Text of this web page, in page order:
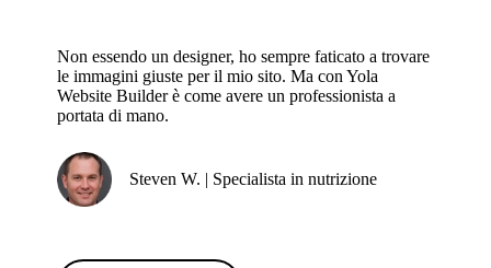
Non essendo un designer, ho sempre faticato a trovare
le immagini giuste per il mio sito. Ma con Yola
Website Builder è come avere un professionista a
portata di mano.
Steven W. | Specialista in nutrizione